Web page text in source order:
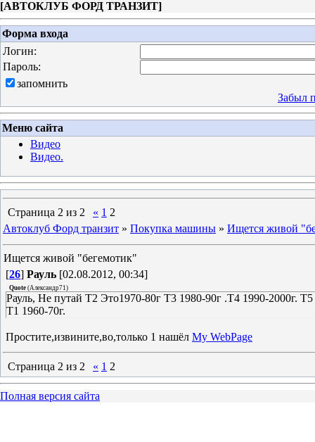
[АВТОКЛУБ ФОРД ТРАНЗИТ]
Форма входа
Логин:
Пароль:
запомнить
Забыл
Меню сайта
Видео
Видео.
Страница 2 из 2 « 1 2
Автоклуб Форд транзит » Покупка машины » Ищется живой
Ищется живой "бегемотик"
[26] Рауль [02.08.2012, 00:34]
Quote (Александр71)
Рауль, Не путай Т2 Это1970-80г Т3 1980-90г .Т4 1990-2000г. Т5
Т1 1960-70г.
Простите,извините,во,только 1 нашёл My WebPage
Страница 2 из 2 « 1 2
Полная версия сайта